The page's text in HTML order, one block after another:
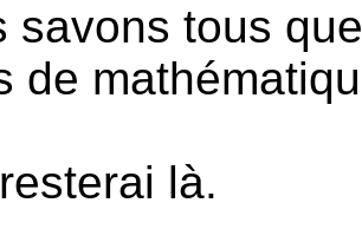
savons tous
de
là.